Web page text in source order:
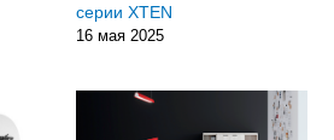
серии XTEN
16 мая 2025